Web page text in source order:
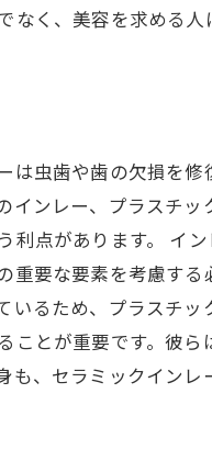
く、美容を求める人
は虫歯や歯の欠損を
インレー、プラスチ
利点があります。 イ
重要な要素を考慮す
いるため、プラスチ
ことが重要です。彼
、セラミックインレ